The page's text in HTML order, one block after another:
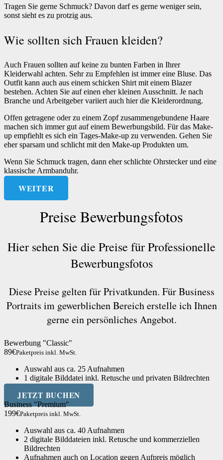
Tragen Sie gerne Schmuck? Davon darf es gerne weniger sein,
sonst sieht es zu protzig aus.
Wie sollten sich Frauen kleiden?
Auch Frauen sollten auf keine zu bunten Farben in Ihrer
Kleiderwahl achten. Sehr zu Empfehlen ist immer eine Bluse. Das
Outfit kann auch aus einem schicken Shirt mit einem Blazer
bestehen. Achten Sie auf einen eher kleinen Ausschnitt. Je nach
Branche und Arbeitgeber variiert auch hier die Kleiderordnung.
Offen getragene oder zu einem Zopf zusammengebundene Haare
machen sich immer gut auf einem Bewerbungsbild. Für das Make-
up empfiehlt es sich ein Tages-Make-up zu verwenden. Gehen Sie
eher sparsam und schlicht mit den Make-up Produkten um.
Wenn Sie Schmuck tragen, dann eher schlichte Ohrstecker und eine
klassische Armbanduhr.
WEITER
Preise Bewerbungsfotos
Hier sehen Sie die Preise für Professionelle
Bewerbungsfotos
Diese Preise gelten für Privatkunden. Für Business
Portraits im gewerblichen Bereich erstelle ich Ihnen
gerne ein persönliches Angebot.
Bewerbung "Classic"
89€Paketpreis inkl. MwSt.
Auswahl aus ca. 25 Aufnahmen
1 digitale Bilddatei inkl. Retusche und privaten Bildrechten
JETZT BUCHEN
Business "Premium"
199€Paketpreis inkl. MwSt.
Auswahl aus ca. 40 Aufnahmen
2 digitale Bilddateien inkl. Retusche und kommerziellen
Bildrechten
Aufnahmen auch on Location gegen Aufpreis möglich